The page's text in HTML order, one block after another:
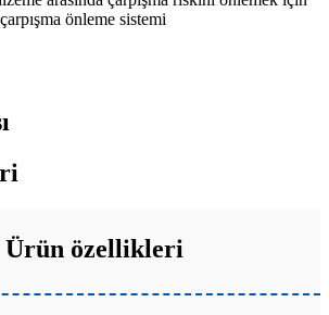
önleme sistemi
Ürün özellikleri